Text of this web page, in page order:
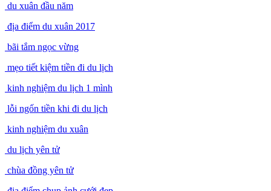
du xuân đầu năm
địa điểm du xuân 2017
bãi tắm ngọc vừng
mẹo tiết kiệm tiền đi du lịch
kinh nghiệm du lịch 1 mình
lỗi ngốn tiền khi đi du lịch
kinh nghiệm du xuân
du lịch yên tử
chùa đồng yên tử